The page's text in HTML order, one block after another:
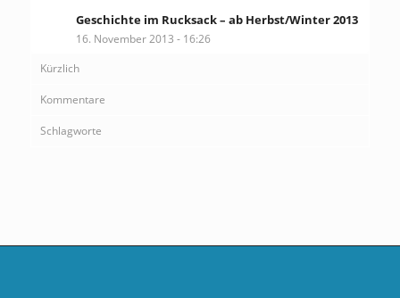
Geschichte im Rucksack – ab Herbst/Winter 2013
16. November 2013 - 16:26
Kürzlich
Kommentare
Schlagworte